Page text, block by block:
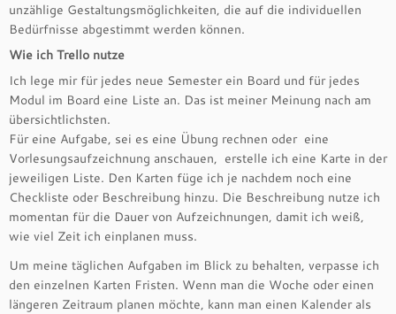
unzählige Gestaltungsmöglichkeiten, die auf die individuellen
Bedürfnisse abgestimmt werden können.
Wie ich Trello nutze
Ich lege mir für jedes neue Semester ein Board und für jedes
Modul im Board eine Liste an. Das ist meiner Meinung nach am
übersichtlichsten.
Für eine Aufgabe, sei es eine Übung rechnen oder eine
Vorlesungsaufzeichnung anschauen, erstelle ich eine Karte in der
jeweiligen Liste. Den Karten füge ich je nachdem noch eine
Checkliste oder Beschreibung hinzu. Die Beschreibung nutze ich
momentan für die Dauer von Aufzeichnungen, damit ich weiß,
wie viel Zeit ich einplanen muss.
Um meine täglichen Aufgaben im Blick zu behalten, verpasse ich
den einzelnen Karten Fristen. Wenn man die Woche oder einen
längeren Zeitraum planen möchte, kann man einen Kalender als